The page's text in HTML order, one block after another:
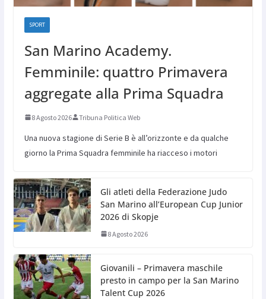
SPORT
San Marino Academy.
Femminile: quattro Primavera
aggregate alla Prima Squadra
8 Agosto 2026 Tribuna Politica Web
Una nuova stagione di Serie B è all’orizzonte e da qualche
giorno la Prima Squadra femminile ha riacceso i motori
Gli atleti della Federazione Judo
San Marino all’European Cup Junior
2026 di Skopje
8 Agosto 2026
Giovanili – Primavera maschile
presto in campo per la San Marino
Talent Cup 2026